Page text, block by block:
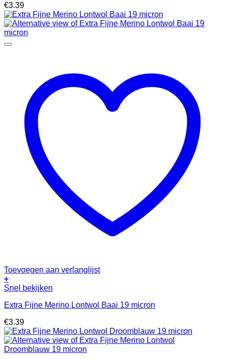
€3.39
Toevoegen aan verlanglijst
+
Snel bekijken
Extra Fijne Merino Lontwol Baai 19 micron
€3.39